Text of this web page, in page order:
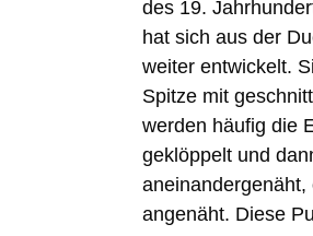
des 19.
hat sich aus der
weiter entwickelt.
Spitze mit
werden häufig die
geklöppelt und
aneinandergenäht,
angenäht. Diese